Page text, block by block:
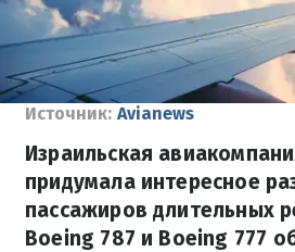
Источник: Avianews
Израильская
придумала интересное
пассажиров длительных
Boeing 787 и Boeing 777